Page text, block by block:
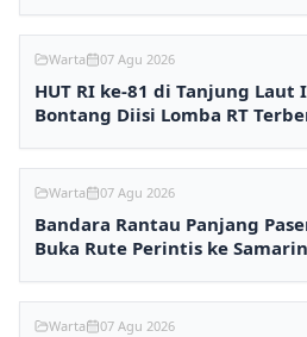
Warta 07 Agu 2026
HUT RI ke-81 di Tanjung Laut
Bontang Diisi Lomba RT
Warta 07 Agu 2026
Bandara Rantau Panjang
Buka Rute Perintis ke
Warta 07 Agu 2026